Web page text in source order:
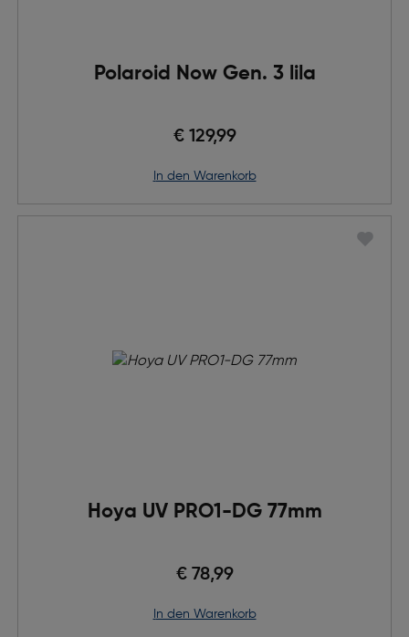
Polaroid Now Gen. 3 lila
€ 129,99
in den Warenkorb
Hoya UV PRO1-DG 77mm
€ 78,99
in den Warenkorb